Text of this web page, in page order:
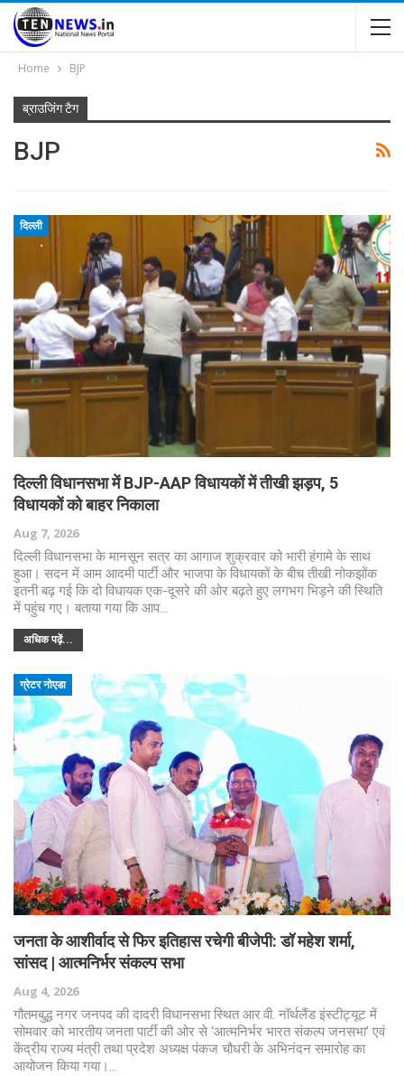
Home BJP
ब्राउजिंग टैग
BJP
दिल्ली
दिल्ली विधानसभा में BJP-AAP विधायकों में तीखी झड़प, 5
विधायकों को बाहर निकाला
Aug 7, 2026
दिल्ली विधानसभा के मानसून सत्र का आगाज शुक्रवार को भारी हंगामे के साथ
हुआ। सदन में आम आदमी पार्टी और भाजपा के विधायकों के बीच तीखी नोकझोंक
इतनी बढ़ गई कि दो विधायक एक-दूसरे की ओर बढ़ते हुए लगभग भिड़ने की स्थिति
में पहुंच गए। बताया गया कि आप…
अधिक पढ़ें...
ग्रेटर नोएडा
जनता के आशीर्वाद से फिर इतिहास रचेगी बीजेपी: डॉ महेश शर्मा,
सांसद | आत्मनिर्भर संकल्प सभा
Aug 4, 2026
गौतमबुद्ध नगर जनपद की दादरी विधानसभा स्थित आर.वी. नॉर्थलैंड इंस्टीट्यूट में
सोमवार को भारतीय जनता पार्टी की ओर से ‘आत्मनिर्भर भारत संकल्प जनसभा’ एवं
केंद्रीय राज्य मंत्री तथा प्रदेश अध्यक्ष पंकज चौधरी के अभिनंदन समारोह का
आयोजन किया गया।…